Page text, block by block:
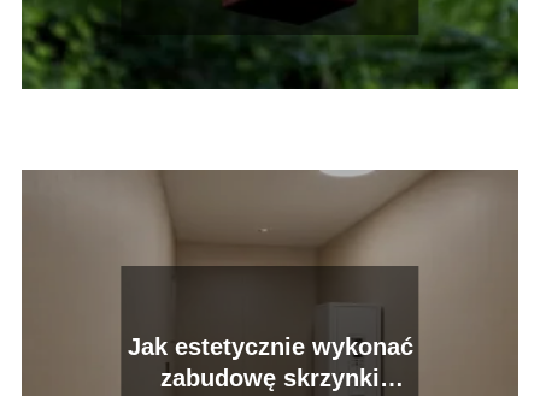
Jak estetycznie wykonać
zabudowę skrzynki